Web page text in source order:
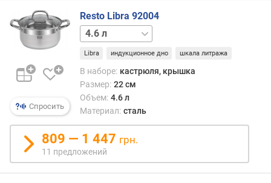
е
р
(
с
м
)
а
к
с
.
р
а
Спросить
Resto Libra 92004
2.6 л 3.6 л
Libra индукционное дно шкала литража
В наборе: кастрюля, крышка
Размер: 22 см
Объем: 4.6 л
Материал: сталь
809 — 1 447 грн.
11 предложений